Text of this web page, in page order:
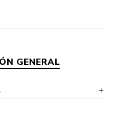
GENERAL